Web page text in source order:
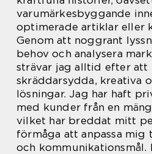
varumärkesbyggande
optimerade artiklar eller
Genom att noggrant
behov och analysera
strävar jag alltid efter att
skräddarsydda, kreativa
lösningar. Jag har haft
med kunder från en
vilket har breddat mitt
förmåga att anpassa
och kommunikationsmål.